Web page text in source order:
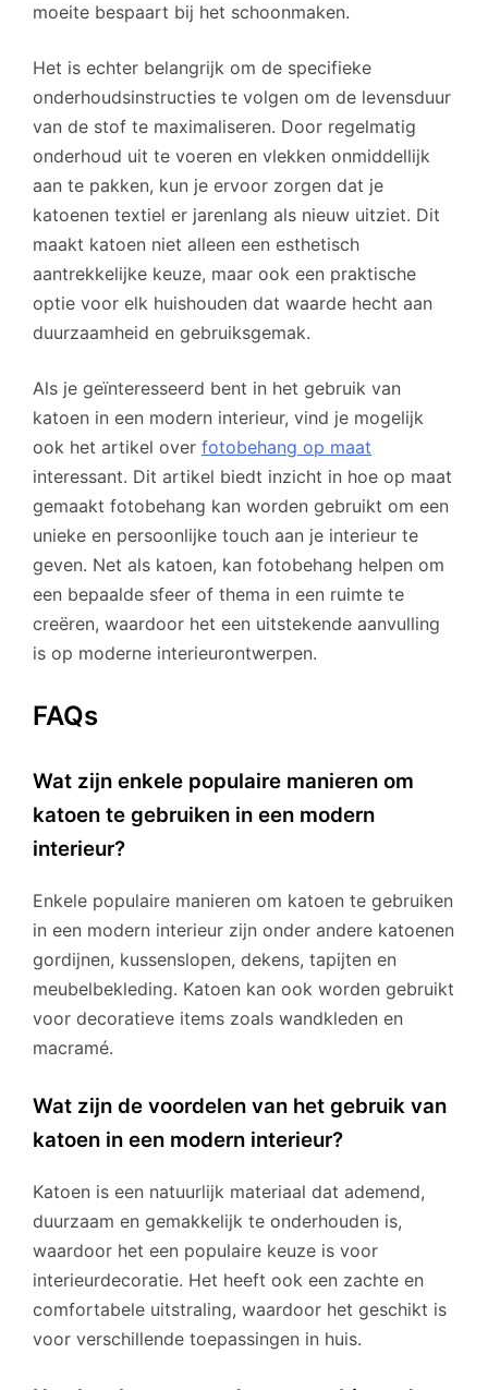
moeite bespaart bij het schoonmaken.
Het is echter belangrijk om de specifieke
onderhoudsinstructies te volgen om de levensduur
van de stof te maximaliseren. Door regelmatig
onderhoud uit te voeren en vlekken onmiddellijk
aan te pakken, kun je ervoor zorgen dat je
katoenen textiel er jarenlang als nieuw uitziet. Dit
maakt katoen niet alleen een esthetisch
aantrekkelijke keuze, maar ook een praktische
optie voor elk huishouden dat waarde hecht aan
duurzaamheid en gebruiksgemak.
Als je geïnteresseerd bent in het gebruik van
katoen in een modern interieur, vind je mogelijk
ook het artikel over fotobehang op maat
interessant. Dit artikel biedt inzicht in hoe op maat
gemaakt fotobehang kan worden gebruikt om een
unieke en persoonlijke touch aan je interieur te
geven. Net als katoen, kan fotobehang helpen om
een bepaalde sfeer of thema in een ruimte te
creëren, waardoor het een uitstekende aanvulling
is op moderne interieurontwerpen.
FAQs
Wat zijn enkele populaire manieren om
katoen te gebruiken in een modern
interieur?
Enkele populaire manieren om katoen te gebruiken
in een modern interieur zijn onder andere katoenen
gordijnen, kussenslopen, dekens, tapijten en
meubelbekleding. Katoen kan ook worden gebruikt
voor decoratieve items zoals wandkleden en
macramé.
Wat zijn de voordelen van het gebruik van
katoen in een modern interieur?
Katoen is een natuurlijk materiaal dat ademend,
duurzaam en gemakkelijk te onderhouden is,
waardoor het een populaire keuze is voor
interieurdecoratie. Het heeft ook een zachte en
comfortabele uitstraling, waardoor het geschikt is
voor verschillende toepassingen in huis.